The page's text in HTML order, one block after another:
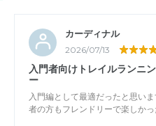
カーディナル
2026/07/13
入門者向けトレイルランニ
ー
入門編として最適だったと思い
者の方もフレンドリーで楽しかっ